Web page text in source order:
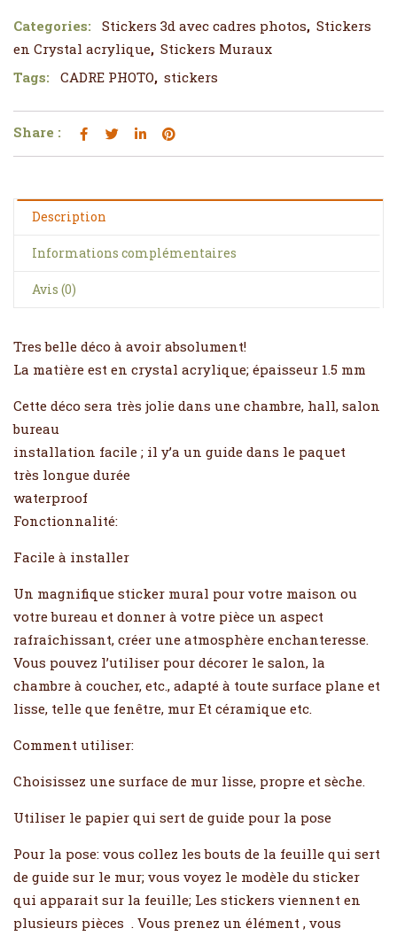
Categories: Stickers 3d avec cadres photos, Stickers
en Crystal acrylique, Stickers Muraux
Tags:
CADRE PHOTO, stickers
Share :
Description
Informations complémentaires
Avis (0)
Tres belle déco à avoir absolument!
La matière est en crystal acrylique; épaisseur 1.5 mm
Cette déco sera très jolie dans une chambre, hall, salon
bureau
installation facile ; il y’a un guide dans le paquet
très longue durée
waterproof
Fonctionnalité:
Facile à installer
Un magnifique sticker mural pour votre maison ou
votre bureau et donner à votre pièce un aspect
rafraîchissant, créer une atmosphère enchanteresse.
Vous pouvez l’utiliser pour décorer le salon, la
chambre à coucher, etc., adapté à toute surface plane et
lisse, telle que fenêtre, mur Et céramique etc.
Comment utiliser:
Choisissez une surface de mur lisse, propre et sèche.
Utiliser le papier qui sert de guide pour la pose
Pour la pose: vous collez les bouts de la feuille qui sert
de guide sur le mur; vous voyez le modèle du sticker
qui apparait sur la feuille; Les stickers viennent en
plusieurs pièces . Vous prenez un élément , vous